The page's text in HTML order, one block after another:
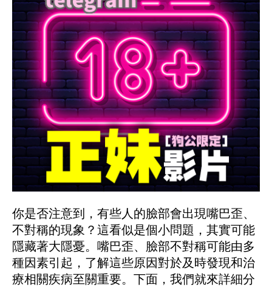
你是否注意到，有些人的臉部會出現嘴巴歪、
不對稱的現象？這看似是個小問題，其實可能
隱藏著大隱憂。嘴巴歪、臉部不對稱可能由多
種因素引起，了解這些原因對於及時發現和治
療相關疾病至關重要。下面，我們就來詳細分